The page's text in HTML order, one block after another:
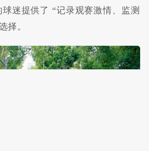
迷提供了 “记录观赛激情、监测
择。